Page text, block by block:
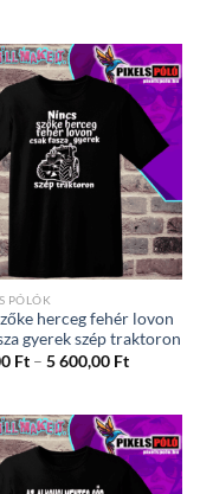
5
600,00 Ft
PÓLÓK
herceg fehér lovon
gyerek szép traktoron
Ft – 5 600,00 Ft
5
600,00 Ft